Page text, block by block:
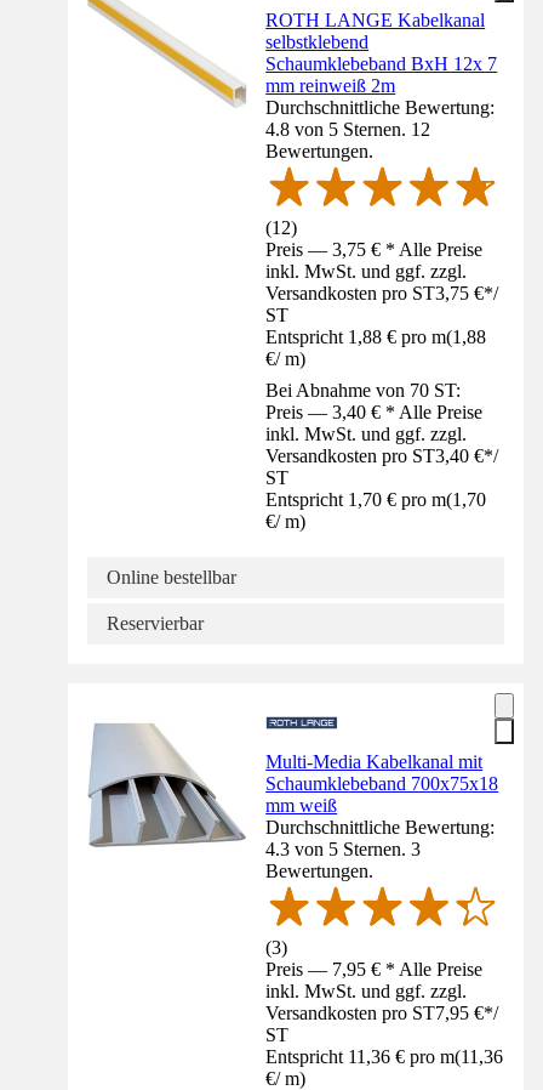
ROTH LANGE Kabelkanal
selbstklebend
Schaumklebeband BxH 12x 7
mm reinweiß 2m
Durchschnittliche Bewertung:
4.8 von 5 Sternen. 12
Bewertungen.
(12)
Preis — 3,75 € * Alle Preise
inkl. MwSt. und ggf. zzgl.
Versandkosten pro ST3,75 €*/
ST
Entspricht 1,88 € pro m(1,88
€/ m)
Bei Abnahme von 70 ST:
Preis — 3,40 € * Alle Preise
inkl. MwSt. und ggf. zzgl.
Versandkosten pro ST3,40 €*/
ST
Entspricht 1,70 € pro m(1,70
€/ m)
Online bestellbar
Reservierbar
Multi-Media Kabelkanal mit
Schaumklebeband 700x75x18
mm weiß
Durchschnittliche Bewertung:
4.3 von 5 Sternen. 3
Bewertungen.
(3)
Preis — 7,95 € * Alle Preise
inkl. MwSt. und ggf. zzgl.
Versandkosten pro ST7,95 €*/
ST
Entspricht 11,36 € pro m(11,36
€/ m)